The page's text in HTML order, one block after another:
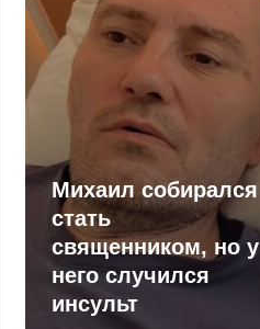
Михаил собирался
стать
священником, но у
него случился
инсульт